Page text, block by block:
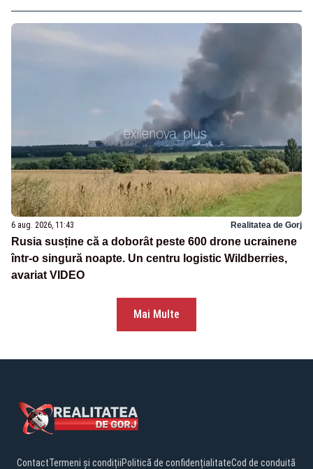
6 aug. 2026, 11:43 Realitatea de Gorj
Rusia susține că a doborât peste 600 drone ucrainene
într-o singură noapte. Un centru logistic Wildberries,
avariat VIDEO
Mai Multe
ContactTermeni și condițiiPolitică de confidențialitateCod de conduită